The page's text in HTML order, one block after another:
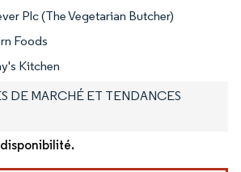
Plc (The Vegetarian Butcher)
Foods
Kitchen
DE MARCHÉ ET TENDANCES